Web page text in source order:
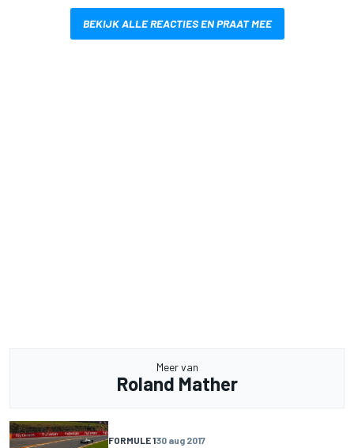
BEKIJK ALLE REACTIES EN PRAAT MEE
Meer van
Roland Mather
FORMULE 130 aug 2017